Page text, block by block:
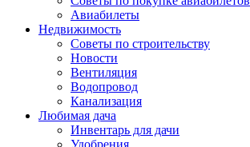
Авиабилеты
Недвижимость
Советы по строительству
Новости
Вентиляция
Водопровод
Канализация
Любимая дача
Инвентарь для дачи
Удобрения